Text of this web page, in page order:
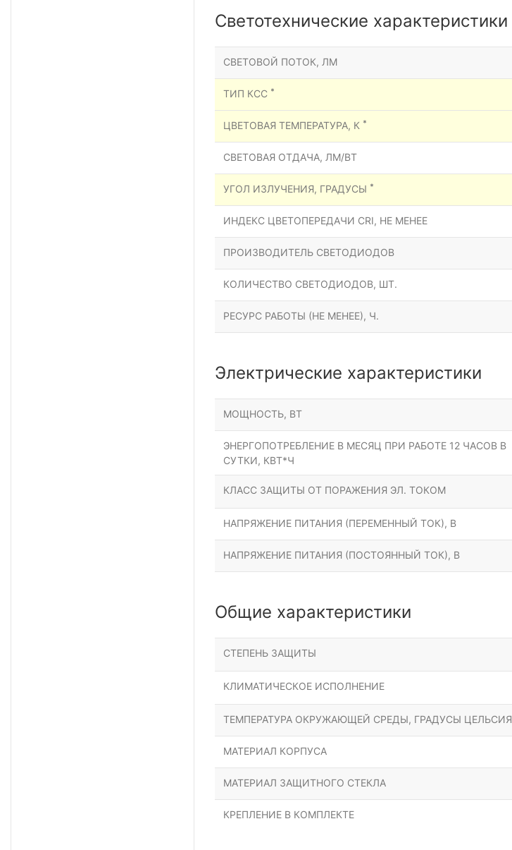
Светотехнические характеристики
СВЕТОВОЙ ПОТОК, ЛМ
ТИП КСС *
ЦВЕТОВАЯ ТЕМПЕРАТУРА, К *
СВЕТОВАЯ ОТДАЧА, ЛМ/ВТ
УГОЛ ИЗЛУЧЕНИЯ, ГРАДУСЫ *
ИНДЕКС ЦВЕТОПЕРЕДАЧИ CRI, НЕ МЕНЕЕ
ПРОИЗВОДИТЕЛЬ СВЕТОДИОДОВ
КОЛИЧЕСТВО СВЕТОДИОДОВ, ШТ.
РЕСУРС РАБОТЫ (НЕ МЕНЕЕ), Ч.
Электрические характеристики
МОЩНОСТЬ, ВТ
ЭНЕРГОПОТРЕБЛЕНИЕ В МЕСЯЦ ПРИ РАБОТЕ 12 ЧАСОВ В
СУТКИ, КВТ*Ч
КЛАСС ЗАЩИТЫ ОТ ПОРАЖЕНИЯ ЭЛ. ТОКОМ
НАПРЯЖЕНИЕ ПИТАНИЯ (ПЕРЕМЕННЫЙ ТОК), В
НАПРЯЖЕНИЕ ПИТАНИЯ (ПОСТОЯННЫЙ ТОК), В
Общие характеристики
СТЕПЕНЬ ЗАЩИТЫ
КЛИМАТИЧЕСКОЕ ИСПОЛНЕНИЕ
ТЕМПЕРАТУРА ОКРУЖАЮЩЕЙ СРЕДЫ, ГРАДУСЫ ЦЕЛЬСИЯ
МАТЕРИАЛ КОРПУСА
МАТЕРИАЛ ЗАЩИТНОГО СТЕКЛА
КРЕПЛЕНИЕ В КОМПЛЕКТЕ